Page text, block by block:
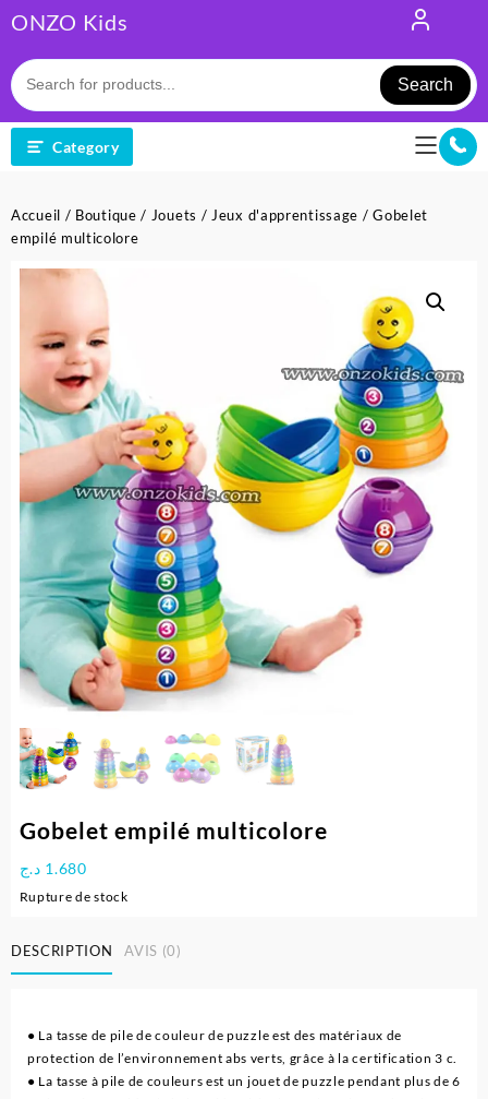
to
content
ONZO Kids
Search
Category
Accueil / Boutique / Jouets / Jeux d'apprentissage / Gobelet
empilé multicolore
Gobelet empilé multicolore
1.680 د.ج
Rupture de stock
DESCRIPTION AVIS (0)
● La tasse de pile de couleur de puzzle est des matériaux de
protection de l’environnement abs verts, grâce à la certification 3 c.
● La tasse à pile de couleurs est un jouet de puzzle pendant plus de 6